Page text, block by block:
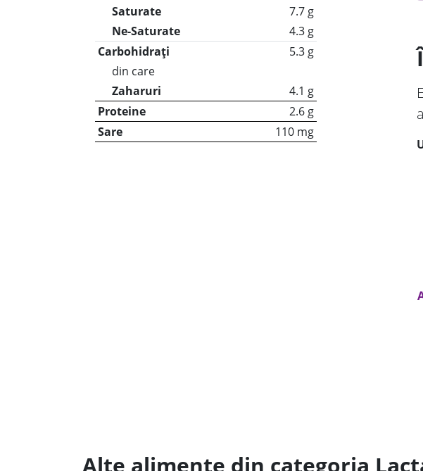
Saturate
7.7 g
Ne-Saturate
4.3 g
Carbohidrați
5.3 g
din care
Zaharuri
4.1 g
Proteine
2.6 g
Sare
110 mg
Alte alimente din categoria